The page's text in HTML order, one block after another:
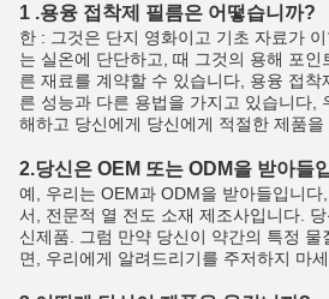
1 .용융 접착제 필름은 어떻습니까?
한 : 그것은 단지 영화이고 기초 자료가
는 실온에 단단하고, 때 그것의 용해 포
른 재료를 계약할 수 있습니다, 용융 접
른 성능과 다른 용법을 가지고 있습니다,
해하고 당신에게 당신에게 적절한 제품을
2.당신은 OEM 또는 ODM을 받아들
예, 우리는 OEM과 ODM을 받아들입니
서, 전문적 열 전도 소재 제조사입니다.
신제품. 그럼 만약 당신이 약간의 특정
면, 우리에게 알려드리기를 주저하지 마세